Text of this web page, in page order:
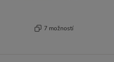
7 možností